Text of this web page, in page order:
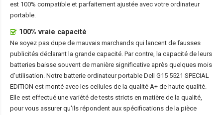
est 100% compatible et parfaitement ajustée avec votre ordinateur
portable.
100% vraie capacité
Ne soyez pas dupe de mauvais marchands qui lancent de fausses
publicités déclarant la grande capacité. Par contre, la capacité de leurs
batteries baisse souvent de manière significative après quelques mois
d'utilisation. Notre batterie ordinateur portable Dell G15 5521 SPECIAL
EDITION est monté avec les cellules de la qualité A+ de haute qualité.
Elle est effectué une variété de tests stricts en matière de la qualité,
pour vous assurer qu'ils répondent aux spécifications de la pièce